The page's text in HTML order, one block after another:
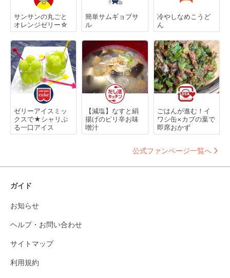
サンサンの丸ごと
オレンジゼリー☆
簡単サムギョプサ
ル
冷やしなめこうど
ん
ゼリーアイスミッ
クスで★シャリぷ
る一口アイス
【減塩】なすと絹
揚げのピリ辛お味
噌汁
ごはんが進む！イ
ワシ缶×カブの葉で
即席おかず
公式ファンページ一覧へ
ガイド
お知らせ
ヘルプ・お問い合わせ
サイトマップ
利用規約